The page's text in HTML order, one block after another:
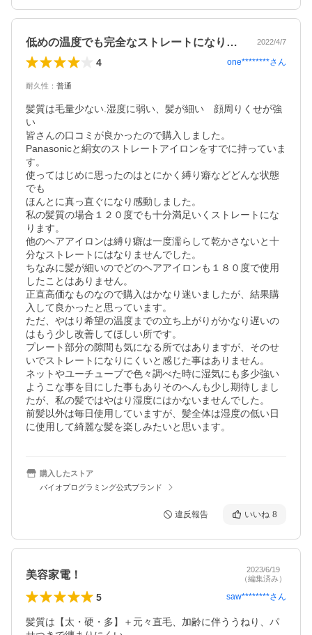
低めの温度でも完全なストレートになります 2022/4/7
4 one********さん
耐久性 ： 普通
髪質は毛量少ない.湿度に弱い、髪が細い　顔周りくせが強
い
皆さんの口コミが良かったので購入しました。
Panasonicと絹女のストレートアイロンをすでに持っていま
す。
使ってはじめに思ったのはとにかく縛り癖などどんな状態
でも
ほんとに真っ直ぐになり感動しました。
私の髪質の場合１２０度でも十分満足いくストレートにな
ります。
他のヘアアイロンは縛り癖は一度濡らして乾かさないと十
分なストレートにはなりませんでした。
ちなみに髪が細いのでどのヘアアイロンも１８０度で使用
したことはありません。
正直高価なものなので購入はかなり迷いましたが、結果購
入して良かったと思っています。
ただ、やはり希望の温度までの立ち上がりがかなり遅いの
はもう少し改善してほしい所です。
プレート部分の隙間も気になる所ではありますが、そのせ
いでストレートになりにくいと感じた事はありません。
ネットやユーチューブで色々調べた時に湿気にも多少強い
ようこな事を目にした事もありそのへんも少し期待しまし
たが、私の髪ではやはり湿度にはかないませんでした。
前髪以外は毎日使用していますが、髪全体は湿度の低い日
購入したストア
バイオプログラミング公式ブランド
違反報告 いいね 8
美容家電！
2023/6/19
（編集済み）
5 saw********さん
髪質は【太・硬・多】＋元々直毛、加齢に伴ううねり、パ